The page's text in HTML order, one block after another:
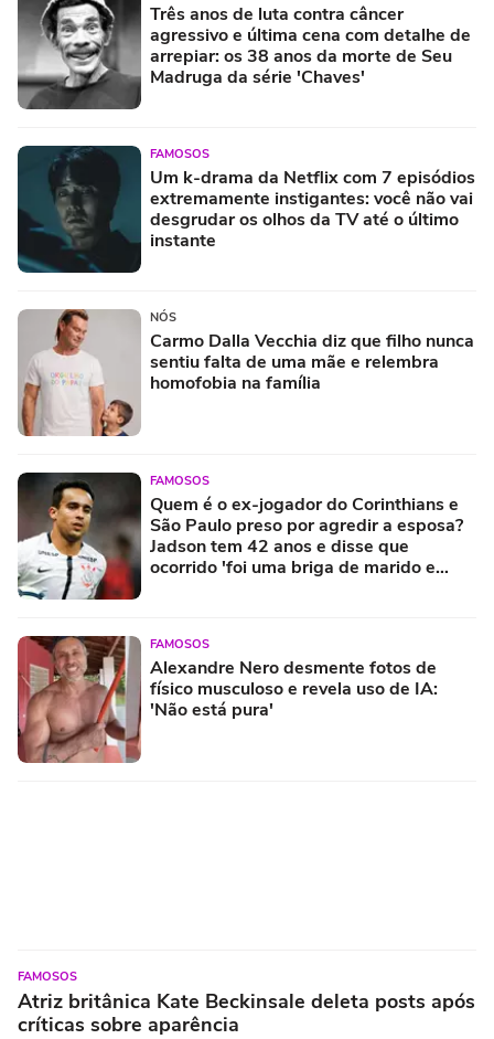
Três anos de luta contra câncer
agressivo e última cena com detalhe de
arrepiar: os 38 anos da morte de Seu
Madruga da série 'Chaves'
FAMOSOS
Um k-drama da Netflix com 7 episódios
extremamente instigantes: você não vai
desgrudar os olhos da TV até o último
instante
NÓS
Carmo Dalla Vecchia diz que filho nunca
sentiu falta de uma mãe e relembra
homofobia na família
FAMOSOS
Quem é o ex-jogador do Corinthians e
São Paulo preso por agredir a esposa?
Jadson tem 42 anos e disse que
ocorrido 'foi uma briga de marido e
FAMOSOS
Alexandre Nero desmente fotos de
físico musculoso e revela uso de IA:
'Não está pura'
FAMOSOS
Atriz britânica Kate Beckinsale deleta posts após
críticas sobre aparência